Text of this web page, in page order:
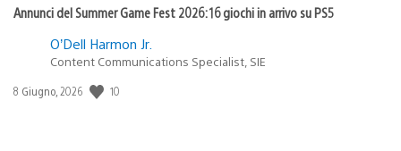
Annunci del Summer Game Fest 2026: 16 giochi in arrivo su PS5
O’Dell Harmon Jr.
Content Communications Specialist, SIE
Data
8 Giugno, 2026 10